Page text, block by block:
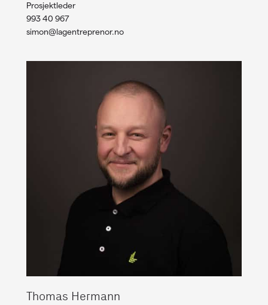
Prosjektleder
993 40 967
simon@lagentreprenor.no
Thomas Hermann